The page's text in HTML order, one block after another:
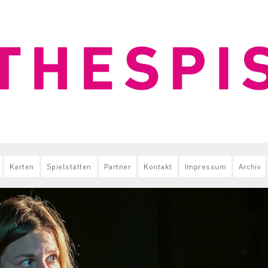
Karten Spielstätten Partner Kontakt Impressum Archiv